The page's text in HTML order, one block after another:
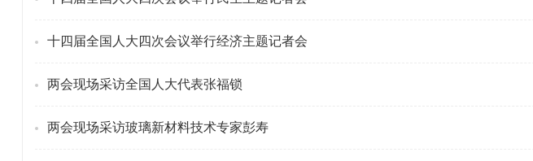
十四届全国人大四次会议举行经济主题记者会
两会现场采访全国人大代表张福锁
两会现场采访玻璃新材料技术专家彭寿